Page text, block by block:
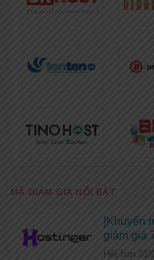
MÃ GIẢM GIÁ NỔI BẬT
[Khuyến
giảm giá
Hết hạn 31/